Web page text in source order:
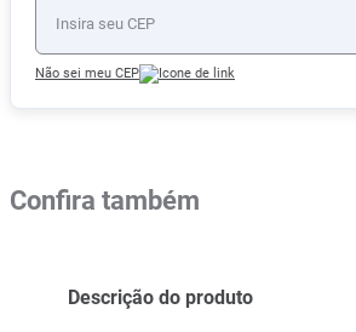
Não sei meu CEP
Confira também
Descrição do produto